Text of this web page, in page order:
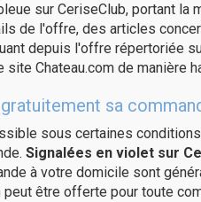
sur CeriseClub, portant la
de l'offre, des articles
depuis l'offre répertoriée
Chateau.com de manière
sa
sous certaines
Signalées en violet sur
à votre domicile sont
être offerte pour toute